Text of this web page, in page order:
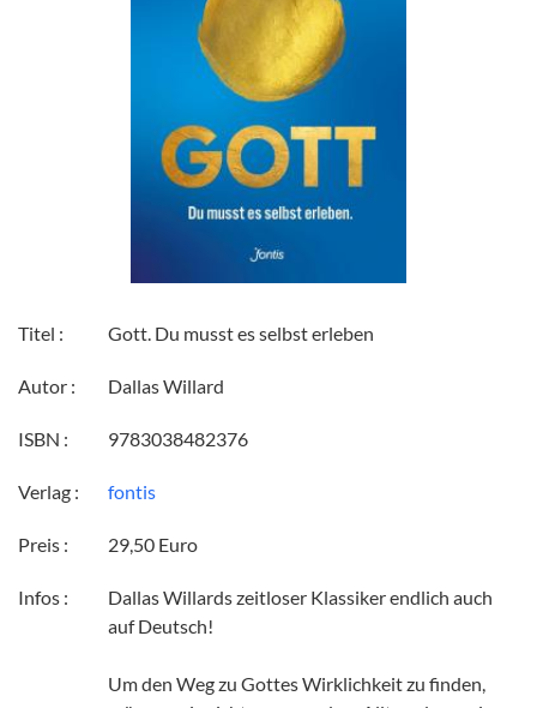
Titel : Gott. Du musst es selbst erleben
Autor : Dallas Willard
ISBN : 9783038482376
Verlag : fontis
Preis : 29,50 Euro
Infos :
Dallas Willards zeitloser Klassiker endlich auch
auf Deutsch!
Um den Weg zu Gottes Wirklichkeit zu finden,